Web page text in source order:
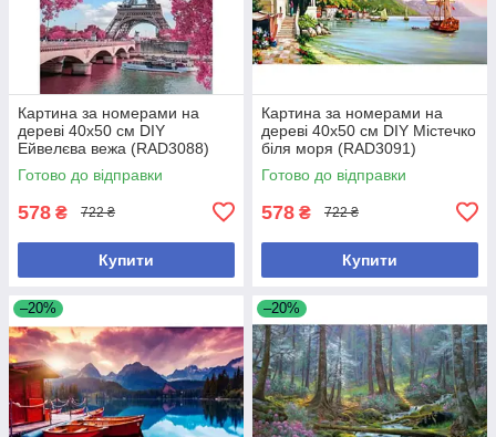
Картина за номерами на
дереві 40х50 см DIY
Ейвелєва вежа (RAD3088)
Готово до відправки
578 ₴ 722 ₴
Купити
Картина за номерами на
дереві 40х50 см DIY Містечко
біля моря (RAD3091)
Готово до відправки
578 ₴ 722 ₴
Купити
–20% –20%